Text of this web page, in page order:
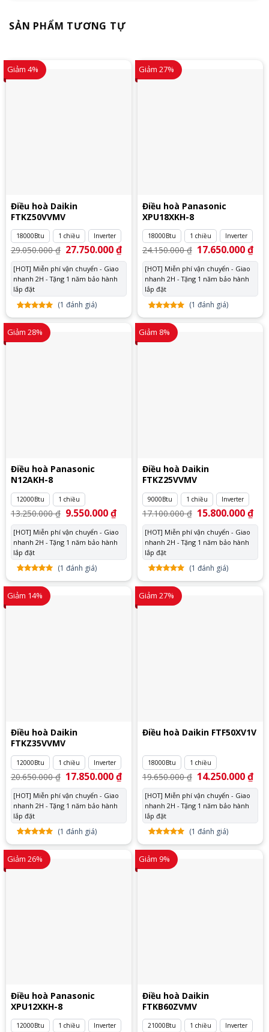
SẢN PHẨM TƯƠNG TỰ
Giảm 4%
Điều hoà Daikin
FTKZ50VVMV
18000Btu 1 chiều Inverter
29.050.000₫ Giá
gốc
là:
29.050.000 ₫.
27.750.000₫Giá
tại
27.750.000 ₫.
[HOT] Miễn phí vận chuyển - Giao
nhanh 2H - Tặng 1 năm bảo hành
lắp đặt
5.00trên
5 dựa
1
đánh
(1 đánh giá)
Giảm 27%
Điều hoà Panasonic
XPU18XKH-8
18000Btu 1 chiều Inverter
24.150.000₫ Giá
gốc
là:
24.150.000 ₫.
17.650.000₫Giá
tại
[HOT] Miễn phí vận chuyển - Giao
nhanh 2H - Tặng 1 năm bảo hành
lắp đặt
5.00trên
5 dựa
1
đánh
(1 đánh giá)
Giảm 28%
Điều hoà Panasonic
N12AKH-8
12000Btu 1 chiều
13.250.000₫ Giá
gốc
là:
13.250.000 ₫.
9.550.000₫Giá
tại
là:
9.550.000 ₫.
[HOT] Miễn phí vận chuyển - Giao
nhanh 2H - Tặng 1 năm bảo hành
lắp đặt
5.00trên
5 dựa
trên
1
đánh
(1 đánh giá)
Giảm 8%
Điều hoà Daikin
FTKZ25VVMV
9000Btu 1 chiều Inverter
17.100.000₫ Giá
gốc
là:
17.100.000 ₫.
15.800.000₫Giá
tại
[HOT] Miễn phí vận chuyển - Giao
nhanh 2H - Tặng 1 năm bảo hành
lắp đặt
5.00trên
5 dựa
trên
1
đánh
(1 đánh giá)
Giảm 14%
Điều hoà Daikin
FTKZ35VVMV
12000Btu 1 chiều Inverter
20.650.000₫ Giá
gốc
là:
20.650.000 ₫.
17.850.000₫Giá
tại
17.850.000 ₫.
[HOT] Miễn phí vận chuyển - Giao
nhanh 2H - Tặng 1 năm bảo hành
lắp đặt
5.00trên
5 dựa
trên
1
đánh
(1 đánh giá)
Giảm 27%
Điều hoà Daikin FTF50XV1V
18000Btu 1 chiều
19.650.000₫ Giá
gốc
là:
19.650.000 ₫.
14.250.000₫Giá
tại
[HOT] Miễn phí vận chuyển - Giao
nhanh 2H - Tặng 1 năm bảo hành
lắp đặt
5.00trên
5 dựa
trên
1
đánh
(1 đánh giá)
Giảm 26%
Điều hoà Panasonic
XPU12XKH-8
12000Btu 1 chiều Inverter
Giảm 9%
Điều hoà Daikin
FTKB60ZVMV
21000Btu 1 chiều Inverter